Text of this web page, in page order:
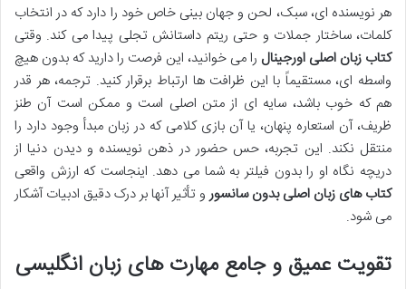
هر نویسنده ای، سبک، لحن و جهان بینی خاص خود را دارد که در انتخاب
کلمات، ساختار جملات و حتی ریتم داستانش تجلی پیدا می کند. وقتی
کتاب زبان اصلی اورجینال را می خوانید، این فرصت را دارید که بدون هیچ
واسطه ای، مستقیماً با این ظرافت ها ارتباط برقرار کنید. ترجمه، هر قدر
هم که خوب باشد، سایه ای از متن اصلی است و ممکن است آن طنز
ظریف، آن استعاره پنهان، یا آن بازی کلامی که در زبان مبدأ وجود دارد را
منتقل نکند. این تجربه، حس حضور در ذهن نویسنده و دیدن دنیا از
دریچه نگاه او را بدون فیلتر به شما می دهد. اینجاست که ارزش واقعی
کتاب های زبان اصلی بدون سانسور و تأثیر آنها بر درک دقیق ادبیات آشکار
می شود.
تقویت عمیق و جامع مهارت های زبان انگلیسی